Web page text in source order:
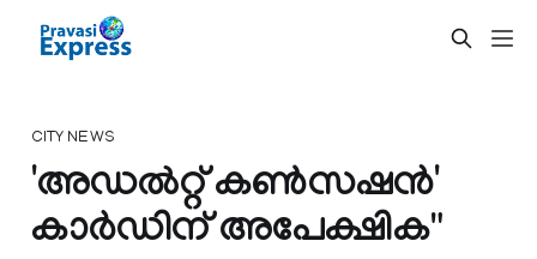
CITY NEWS
'അഡല്‍റ്റ് കണ്‍സഷന്‍'
കാര്‍ഡിന് അപേക്ഷിക"